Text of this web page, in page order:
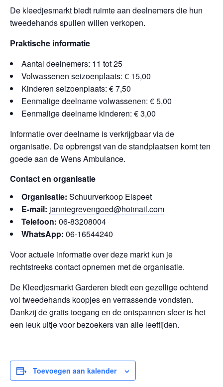
De kleedjesmarkt biedt ruimte aan deelnemers die hun
tweedehands spullen willen verkopen.
Praktische informatie
Aantal deelnemers: 11 tot 25
Volwassenen seizoenplaats: € 15,00
Kinderen seizoenplaats: € 7,50
Eenmalige deelname volwassenen: € 5,00
Eenmalige deelname kinderen: € 3,00
Informatie over deelname is verkrijgbaar via de
organisatie. De opbrengst van de standplaatsen komt ten
goede aan de Wens Ambulance.
Contact en organisatie
Organisatie: Schuurverkoop Elspeet
E-mail: janniegrevengoed@hotmail.com
Telefoon: 06-83208004
WhatsApp: 06-16544240
Voor actuele informatie over deze markt kun je
rechtstreeks contact opnemen met de organisatie.
De Kleedjesmarkt Garderen biedt een gezellige ochtend
vol tweedehands koopjes en verrassende vondsten.
Dankzij de gratis toegang en de ontspannen sfeer is het
een leuk uitje voor bezoekers van alle leeftijden.
Toevoegen aan kalender